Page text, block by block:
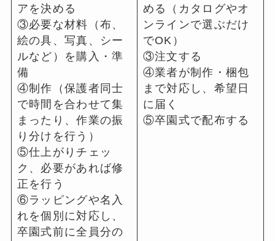
アを決める
③必要な材料（布、
絵の具、写真、シー
ルなど）を購入・準
備
④制作（保護者同士
で時間を合わせて集
まったり、作業の振
り分けを行う）
⑤仕上がりチェッ
ク、必要があれば修
正を行う
⑥ラッピングや名入
れを個別に対応し、
卒園式前に全員分の
める（カタログやオ
ンラインで選ぶだけ
でOK）
③注文する
④業者が制作・梱包
まで対応し、希望日
に届く
⑤卒園式で配布する